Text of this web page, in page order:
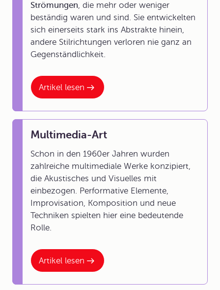
Artikel lesen
Strömungen, die mehr oder weniger
beständig waren und sind. Sie entwickelten
sich einerseits stark ins Abstrakte hinein,
andere Stilrichtungen verloren nie ganz an
Gegenständlichkeit.
Artikel lesen
Multimedia-Art
Schon in den 1960er Jahren wurden
zahlreiche multimediale Werke konzipiert,
die Akustisches und Visuelles mit
einbezogen. Performative Elemente,
Improvisation, Komposition und neue
Techniken spielten hier eine bedeutende
Rolle.